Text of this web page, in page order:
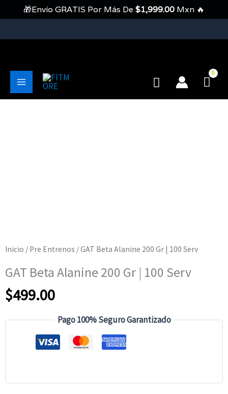
Contenido
Main
Buscar
Inicio / Pre Entrenos / GAT Beta Alanine 200 Gr | 100 Serv
GAT Beta Alanine 200 Gr | 100 Serv
$499.00
Pago 100% Seguro Garantizado
🎁Envío GRATIS Por Más De $1,999.00 Mxn 🔥